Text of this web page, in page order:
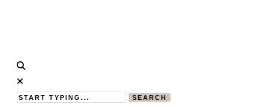
Calistas
Traum
MAMABLOG
SEARCH